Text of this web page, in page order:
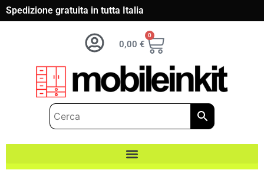
Spedizione gratuita in tutta Italia
0,00 €
0